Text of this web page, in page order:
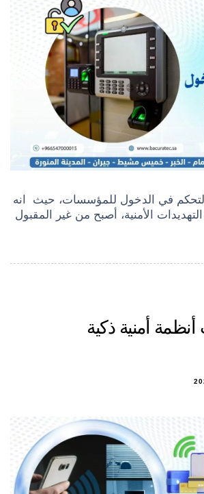
في الدخول للمؤسسات، حيث انه
الأمنية، أصبح من غير المقبول
أمنية ذكية